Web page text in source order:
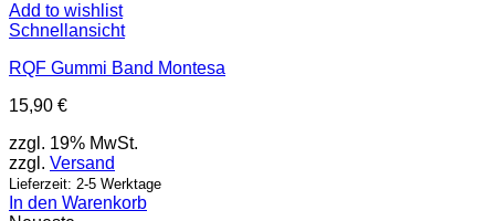
Add to wishlist
Schnellansicht
RQF Gummi Band Montesa
15,90 €
zzgl. 19% MwSt.
zzgl. Versand
Lieferzeit: 2-5 Werktage
In den Warenkorb